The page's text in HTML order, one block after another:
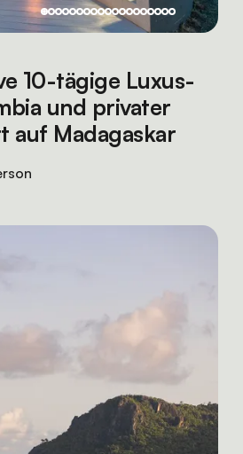
10-tägige Luxus-
und privater
auf Madagaskar